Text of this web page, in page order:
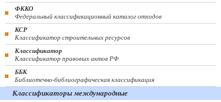
ФККО
Федеральный классификационный каталог отходов
КСР
Классификатор строительных ресурсов
Классификатор
Классификатор правовых актов РФ
ББК
Библиотечно-библиографическая классификация
Классификаторы международные